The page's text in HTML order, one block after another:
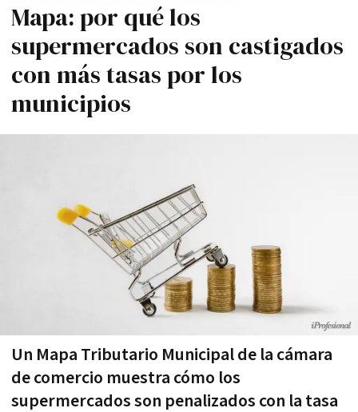
Mapa: por qué los
supermercados son castigados
con más tasas por los
municipios
Un Mapa Tributario Municipal de la cámara
de comercio muestra cómo los
supermercados son penalizados con la tasa